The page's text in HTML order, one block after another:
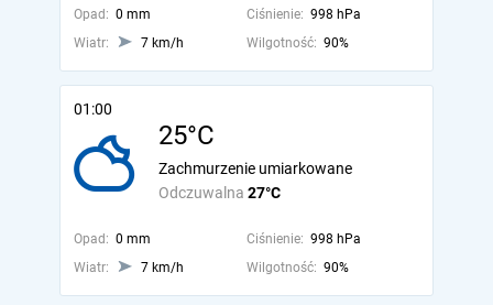
Opad: 0 mm Ciśnienie: 998 hPa
Wiatr:
7 km/h Wilgotność: 90%
01:00
25°C
Odczuwalna 27°C
Zachmurzenie umiarkowane
Opad: 0 mm Ciśnienie: 998 hPa
Wiatr:
7 km/h Wilgotność: 90%